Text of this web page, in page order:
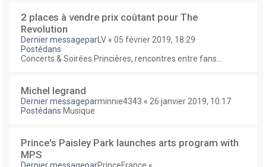
2 places à vendre prix coûtant pour The
Revolution
Dernier messagepar LV « 05 février 2019, 18:29
Postédans
Concerts & Soirées Princières, rencontres entre fans...
Michel legrand
Dernier messageparminnie4343 « 26 janvier 2019, 10:17
Postédans Musique
Prince's Paisley Park launches arts program with
MPS